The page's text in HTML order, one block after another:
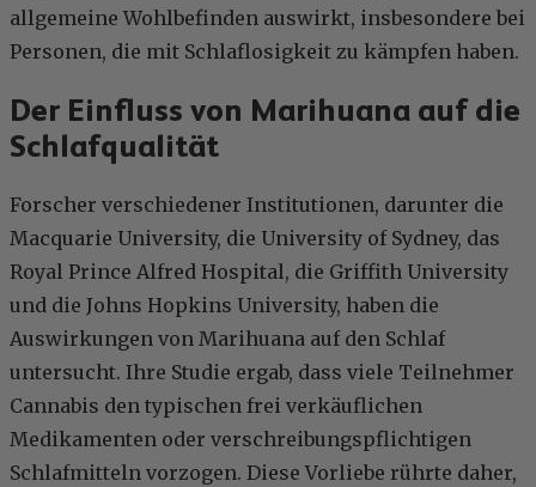
allgemeine Wohlbefinden auswirkt, insbesondere bei
Personen, die mit Schlaflosigkeit zu kämpfen haben.
Der Einfluss von Marihuana auf die
Schlafqualität
Forscher verschiedener Institutionen, darunter die
Macquarie University, die University of Sydney, das
Royal Prince Alfred Hospital, die Griffith University
und die Johns Hopkins University, haben die
Auswirkungen von Marihuana auf den Schlaf
untersucht. Ihre Studie ergab, dass viele Teilnehmer
Cannabis den typischen frei verkäuflichen
Medikamenten oder verschreibungspflichtigen
Schlafmitteln vorzogen. Diese Vorliebe rührte daher,